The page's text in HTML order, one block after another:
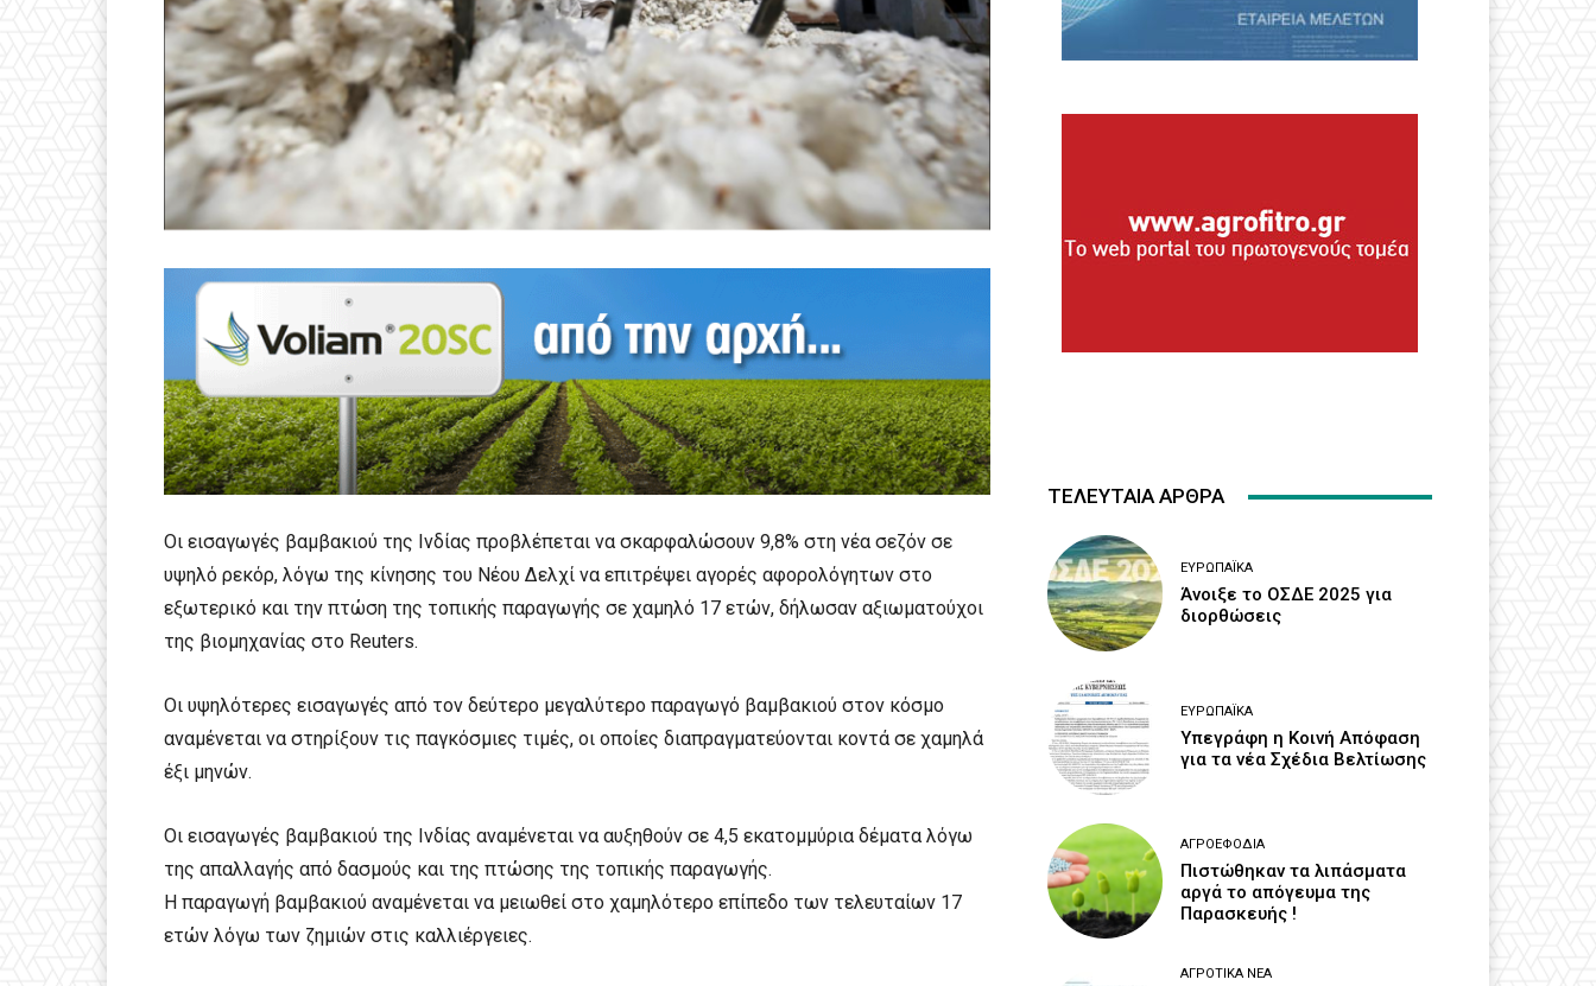
Οι εισαγωγές βαμβακιού της Ινδίας προβλέπεται να σκαρφαλώσουν 9,8% στη νέα σεζόν σε
υψηλό ρεκόρ, λόγω της κίνησης του Νέου Δελχί να επιτρέψει αγορές αφορολόγητων στο
εξωτερικό και την πτώση της τοπικής παραγωγής σε χαμηλό 17 ετών, δήλωσαν αξιωματούχοι
της βιομηχανίας στο Reuters.
Οι υψηλότερες εισαγωγές από τον δεύτερο μεγαλύτερο παραγωγό βαμβακιού στον κόσμο
αναμένεται να στηρίξουν τις παγκόσμιες τιμές, οι οποίες διαπραγματεύονται κοντά σε χαμηλά
έξι μηνών.
Οι εισαγωγές βαμβακιού της Ινδίας αναμένεται να αυξηθούν σε 4,5 εκατομμύρια δέματα λόγω
της απαλλαγής από δασμούς και της πτώσης της τοπικής παραγωγής.
Η παραγωγή βαμβακιού αναμένεται να μειωθεί στο χαμηλότερο επίπεδο των τελευταίων 17
ετών λόγω των ζημιών στις καλλιέργειες.
ΤΕΛΕΥΤΑΙΑ ΑΡΘΡΑ
ΕΥΡΩΠΑΪΚΆ
Άνοιξε το ΟΣΔΕ 2025 για
διορθώσεις
ΕΥΡΩΠΑΪΚΆ
Υπεγράφη η Κοινή Απόφαση
για τα νέα Σχέδια Βελτίωσης
ΑΓΡΟΕΦΌΔΙΑ
Πιστώθηκαν τα λιπάσματα
αργά το απόγευμα της
Παρασκευής !
ΑΓΡΟΤΙΚΆ ΝΈΑ